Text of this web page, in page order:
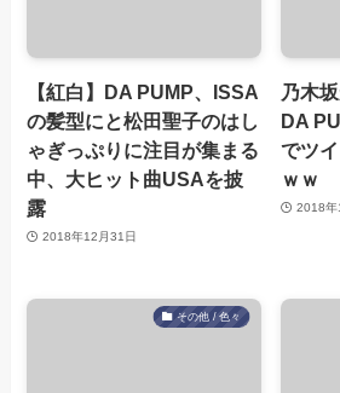
【紅白】DA PUMP、ISSA
の髪型にと松田聖子のはし
ゃぎっぷりに注目が集まる
中、大ヒット曲USAを披
露
2018年12月31日
乃木
DA
でツ
ｗｗ
2018年
その他 / 色々